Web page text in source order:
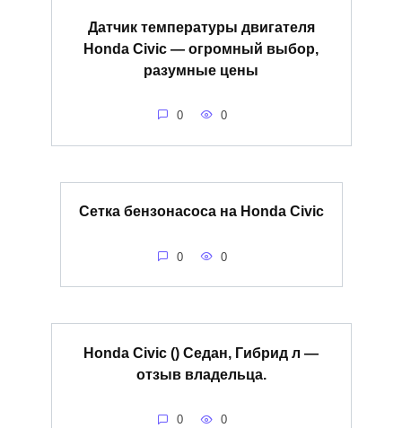
Датчик температуры двигателя
Honda Civic — огромный выбор,
разумные цены
0 0
Сетка бензонасоса на Honda Civic
0 0
Honda Civic () Седан, Гибрид л —
отзыв владельца.
0 0